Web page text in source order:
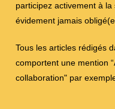
participez activement à la
évidement jamais
Tous les articles rédigés
comportent une mention
collaboration" par